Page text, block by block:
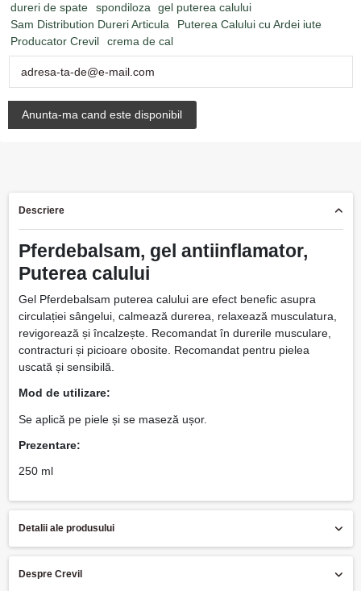
dureri de spate
spondiloza gel puterea calului
Sam Distribution Dureri Articula
Puterea Calului cu Ardei iute
Producator Crevil
crema de cal
Descriere
Pferdebalsam, gel antiinflamator,
Puterea calului
Gel Pferdebalsam puterea calului are efect benefic asupra
circulației sângelui, calmează durerea, relaxează musculatura,
revigorează și încalzește. Recomandat în durerile musculare,
contracturi și picioare obosite. Recomandat pentru pielea
uscată și sensibilă.
Mod de utilizare:
Se aplică pe piele și se maseză ușor.
Prezentare:
250 ml
Detalii ale produsului
Despre Crevil